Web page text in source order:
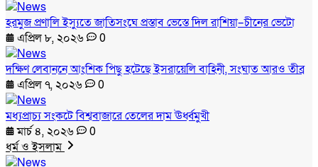
হরমুজ প্রণালি ইস্যুতে জাতিসংঘে প্রস্তাব ভেস্তে দিল রাশিয়া–চীনের ভেটো
এপ্রিল ৮, ২০২৬
0
দক্ষিণ লেবাননে আংশিক পিছু হটেছে ইসরায়েলি বাহিনী, সংঘাত আরও তীব্র
এপ্রিল ৭, ২০২৬
0
মধ্যপ্রাচ্য সংকটে বিশ্ববাজারে তেলের দাম ঊর্ধ্বমুখী
মার্চ ৪, ২০২৬
0
ধর্ম ও ইসলাম